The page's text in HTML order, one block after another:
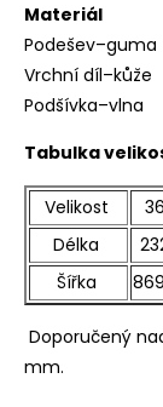
Materiál
Podešev–guma
Vrchní díl–kůže
Podšívka–vlna
Tabulka
Velikost 36
Délka
Šířka
Doporučený
mm.